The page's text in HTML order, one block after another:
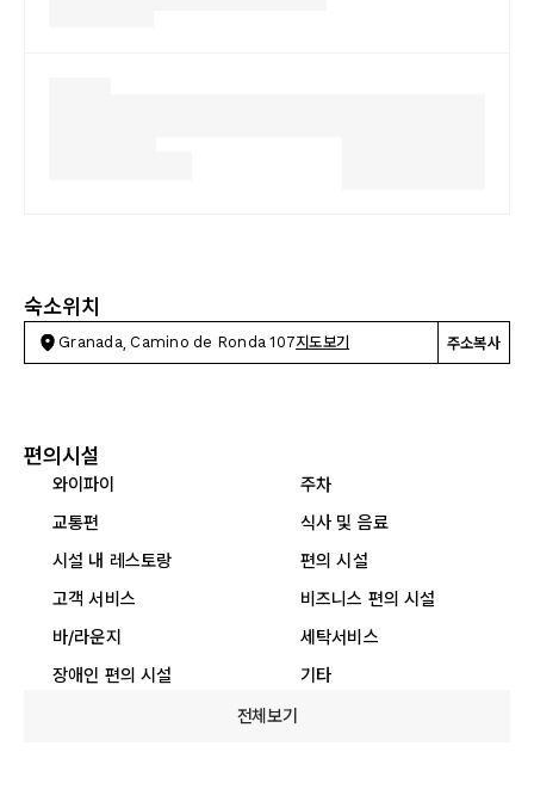
숙소위치
Granada, Camino de Ronda 107지도보기 주소복사
편의시설
와이파이
주차
교통편
식사 및 음료
시설 내 레스토랑
편의 시설
고객 서비스
비즈니스 편의 시설
바/라운지
세탁서비스
장애인 편의 시설
기타
전체보기